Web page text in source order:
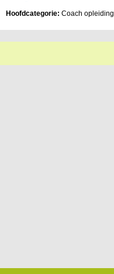
Hoofdcategorie: Coach opleiding